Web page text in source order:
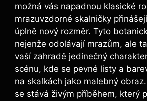
možná vás napadnou klasické
mrazuvzdorné skalničky
úplně nový rozměr. Tyto
nejenže odolávají mrazům, ale
vaší zahradě jedinečný
scénu, kde se pevné listy a
na skalkách jako malebný
se stává živým příběhem, který